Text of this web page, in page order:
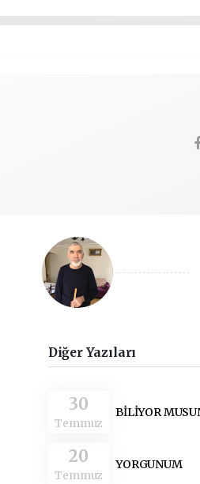
Diğer Yazıları
30
Temmuz
BİLİYOR
20
Temmuz
YORGUNUM